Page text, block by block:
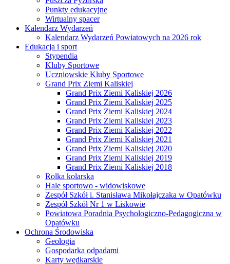
Punkty edukacyjne
Wirtualny spacer
Kalendarz Wydarzeń
Kalendarz Wydarzeń Powiatowych na 2026 rok
Edukacja i sport
Stypendia
Kluby Sportowe
Uczniowskie Kluby Sportowe
Grand Prix Ziemi Kaliskiej
Grand Prix Ziemi Kaliskiej 2026
Grand Prix Ziemi Kaliskiej 2025
Grand Prix Ziemi Kaliskiej 2024
Grand Prix Ziemi Kaliskiej 2023
Grand Prix Ziemi Kaliskiej 2022
Grand Prix Ziemi Kaliskiej 2021
Grand Prix Ziemi Kaliskiej 2020
Grand Prix Ziemi Kaliskiej 2019
Grand Prix Ziemi Kaliskiej 2018
Rolka kolarska
Hale sportowo - widowiskowe
Zespół Szkół i. Stanisława Mikołajczaka w Opatówku
Zespół Szkół Nr 1 w Liskowie
Powiatowa Poradnia Psychologiczno-Pedagogiczna w
Opatówku
Ochrona Środowiska
Geologia
Gospodarka odpadami
Karty wędkarskie